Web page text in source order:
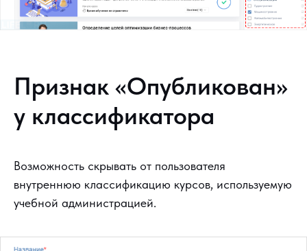
Признак «Опубликован»
у классификатора
Возможность скрывать от пользователя
внутреннюю классификацию курсов, используемую
учебной администрацией.